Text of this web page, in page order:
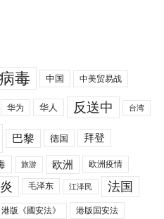
毒 中国 中美贸易战
华为 华人 反送中 台湾
巴黎 德国 拜登
旅游 欧洲 欧洲疫情
毛泽东 江泽民 法国
港版《國安法》 港版国安法